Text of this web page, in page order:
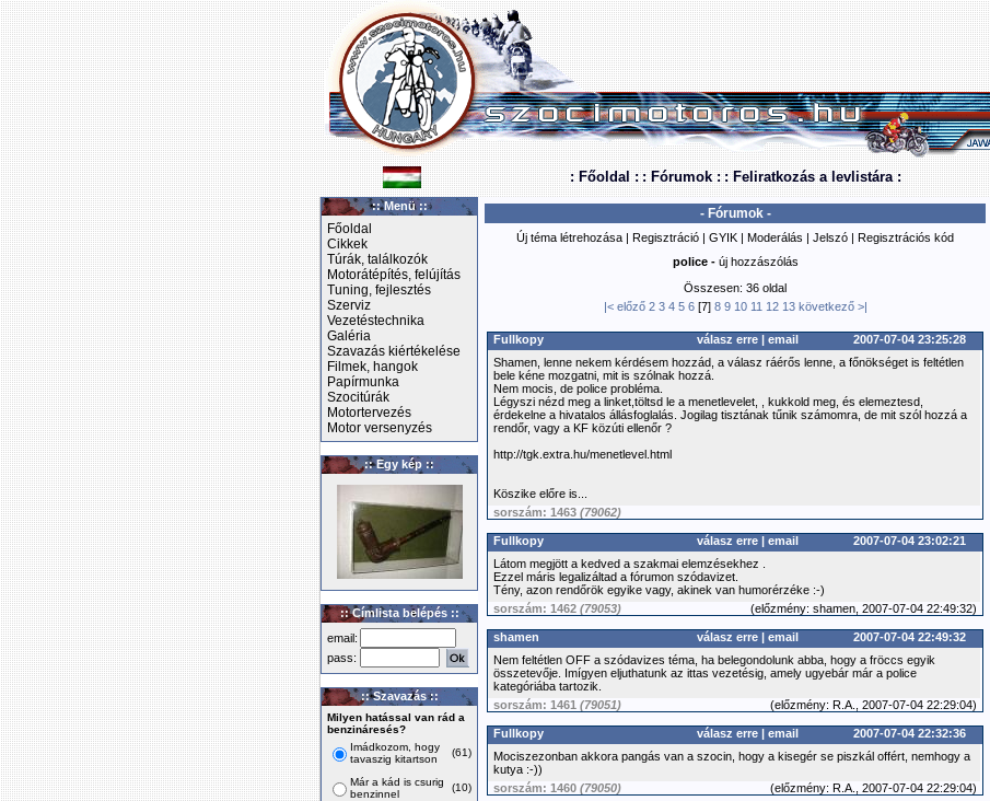
: Főoldal : : Fórumok : : Feliratkozás a levlistára :
:: Menü ::
Főoldal
Cikkek
Túrák, találkozók
Motorátépítés, felújítás
Tuning, fejlesztés
Szerviz
Vezetéstechnika
Galéria
Szavazás kiértékelése
Filmek, hangok
Papírmunka
Szocitúrák
Motortervezés
Motor versenyzés
:: Egy kép ::
:: Címlista belépés ::
email:
pass:
:: Szavazás ::
Milyen hatással van rád a
benzináresés?
Imádkozom, hogy
tavaszig kitartson
(61)
Már a kád is csurig
benzinnel
(10)
- Fórumok -
Új téma létrehozása | Regisztráció | GYIK | Moderálás | Jelszó | Regisztrációs kód
police - új hozzászólás
Összesen: 36 oldal
|< előző 2 3 4 5 6[7] 8 9 10 11 12 13 következő >|
Fullkopy válasz erre | email
2007-07-04 23:25:28
Shamen, lenne nekem kérdésem hozzád, a válasz ráérős lenne, a főnökséget is feltétlen
bele kéne mozgatni, mit is szólnak hozzá.
Nem mocis, de police probléma.
Légyszi nézd meg a linket,töltsd le a menetlevelet, , kukkold meg, és elemeztesd,
érdekelne a hivatalos állásfoglalás. Jogilag tisztának tűnik számomra, de mit szól hozzá a
rendőr, vagy a KF közúti ellenőr ?
http://tgk.extra.hu/menetlevel.html
Köszike előre is...
sorszám: 1463 (79062)
Fullkopy válasz erre | email
2007-07-04 23:02:21
Látom megjött a kedved a szakmai elemzésekhez .
Ezzel máris legalizáltad a fórumon szódavizet.
Tény, azon rendőrök egyike vagy, akinek van humorérzéke :-)
sorszám: 1462 (79053) (előzmény: shamen, 2007-07-04 22:49:32)
shamen válasz erre | email
2007-07-04 22:49:32
Nem feltétlen OFF a szódavizes téma, ha belegondolunk abba, hogy a fröccs egyik
összetevője. Imígyen eljuthatunk az ittas vezetésig, amely ugyebár már a police
kategóriába tartozik.
sorszám: 1461 (79051) (előzmény: R.A., 2007-07-04 22:29:04)
Fullkopy válasz erre | email
2007-07-04 22:32:36
Mociszezonban akkora pangás van a szocin, hogy a kisegér se piszkál offért, nemhogy a
kutya :-))
sorszám: 1460 (79050) (előzmény: R.A., 2007-07-04 22:29:04)